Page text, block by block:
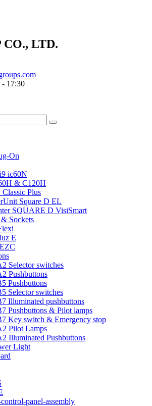
CO., LTD.
- 17:30
On
ic60N
& C120H
Classic Plus
Square D EL
SQUARE D VisiSmart
Sockets
E
Selector switches
Pushbuttons
Pushbuttons
Selector switches
Illuminated pushbuttons
Pushbuttons & Pilot lamps​
Key switch & Emergency stop​
Pilot Lamps
Illuminated Pushbuttons
Light
panel-assembly